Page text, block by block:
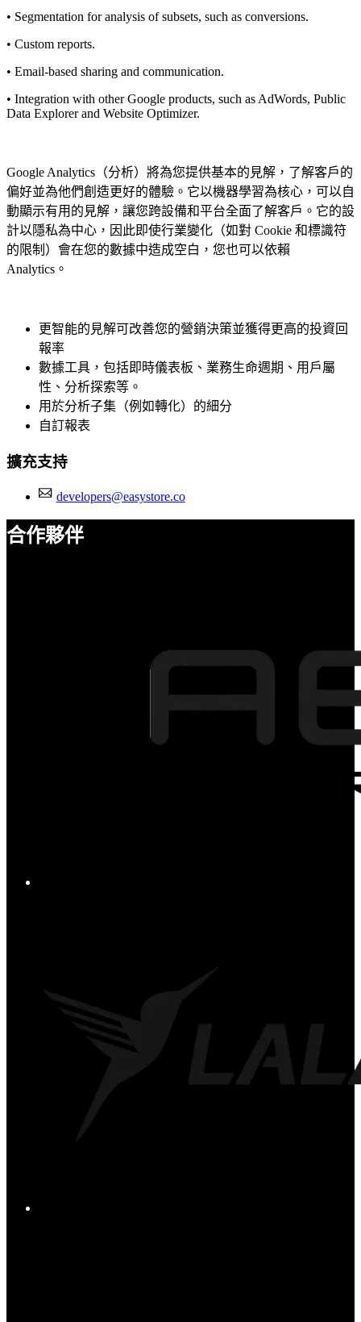
• Segmentation for analysis of subsets, such as conversions.
• Custom reports.
• Email-based sharing and communication.
• Integration with other Google products, such as AdWords, Public
Data Explorer and Website Optimizer.
Google Analytics（分析）將為您提供基本的見解，了解客戶的
偏好並為他們創造更好的體驗。它以機器學習為核心，可以自
動顯示有用的見解，讓您跨設備和平台全面了解客戶。它的設
計以隱私為中心，因此即使行業變化（如對 Cookie 和標識符
的限制）會在您的數據中造成空白，您也可以依賴
Analytics。
更智能的見解可改善您的營銷決策並獲得更高的投資回
報率
數據工具，包括即時儀表板、業務生命週期、用戶屬
性、分析探索等。
用於分析子集（例如轉化）的細分
自訂報表
擴充支持
developers@easystore.co
合作夥伴